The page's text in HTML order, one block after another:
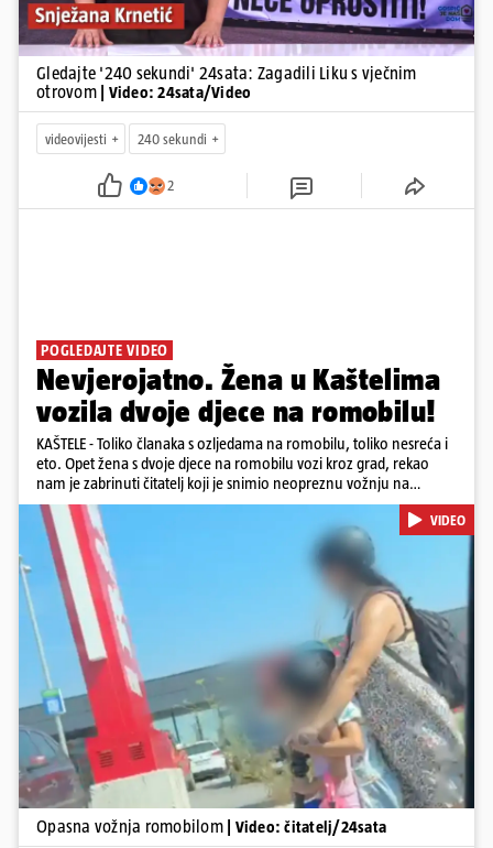
Gledajte '240 sekundi' 24sata: Zagadili Liku s vječnim
otrovom
| Video: 24sata/Video
videovijesti 240 sekundi
2
POGLEDAJTE VIDEO
Nevjerojatno. Žena u Kaštelima
vozila dvoje djece na romobilu!
KAŠTELE - Toliko članaka s ozljedama na romobilu, toliko nesreća i
eto. Opet žena s dvoje djece na romobilu vozi kroz grad, rekao
nam je zabrinuti čitatelj koji je snimio neopreznu vožnju na
romobilu u četvrtak prijepodne kroz Kaštele. Podsjetimo, mjesec i
pol od smrti dječaka (14) u Metkoviću, pad s električnog romobila
odnio je još jedan mladi život. Unatoč naporima liječnika KBC-a
Zagreb, u ponedjeljak maloljetnik je podlegao ozljedama
zadobivenima u padu s romobila.
Pokretanje videa...
VIDEO
Opasna vožnja romobilom | Video: čitatelj/24sata